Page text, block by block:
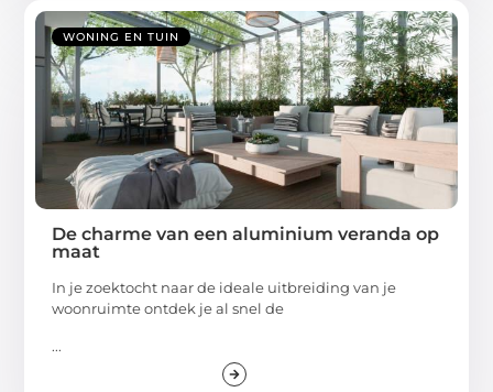
WONING EN TUIN
De charme van een aluminium veranda op
maat
In je zoektocht naar de ideale uitbreiding van je
woonruimte ontdek je al snel de
...